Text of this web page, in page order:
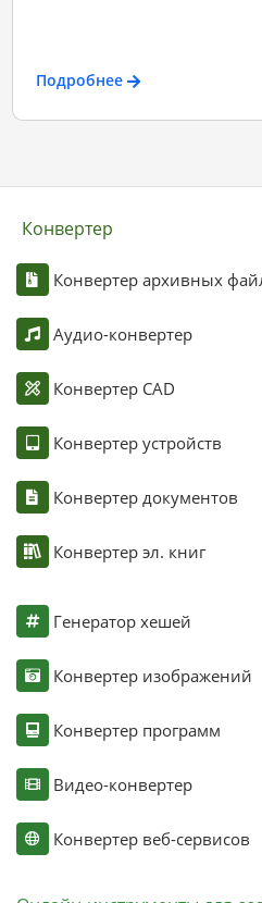
Подробнее
Конвертер
Конвертер архивных
Аудио-конвертер
Конвертер CAD
Конвертер устройств
Конвертер документов
Конвертер эл. книг
Генератор хешей
Конвертер изображений
Конвертер программ
Видео-конвертер
Конвертер веб-сервисов